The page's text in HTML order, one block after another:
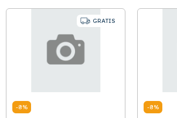
GRATIS
-8% -8%